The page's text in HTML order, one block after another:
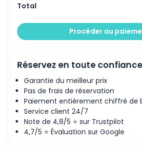
Total
Procéder au
Réservez en toute confiance
Garantie du meilleur prix
Pas de frais de réservation
Paiement entièrement chiffré de
Service client 24/7
Note de 4,8/5 ⭐ sur Trustpilot
4,7/5 ⭐ Évaluation sur Google